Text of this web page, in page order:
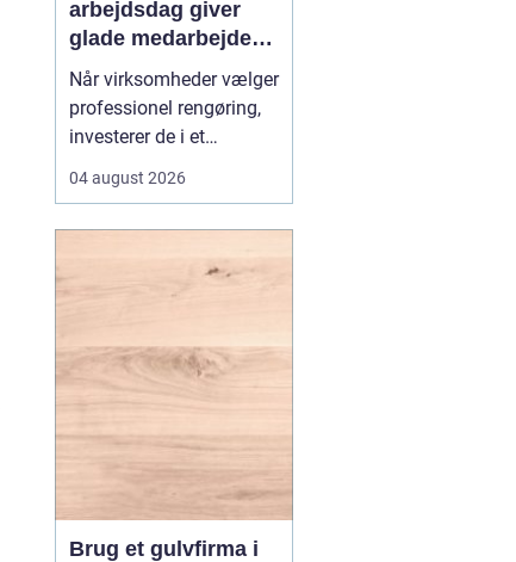
arbejdsdag giver
glade medarbejdere
med
erhvervsrengøring i
Farvskov
Når virksomheder vælger
professionel rengøring,
investerer de i et
medarbejdere trives, og
04 august 2026
Brug et gulvfirma i